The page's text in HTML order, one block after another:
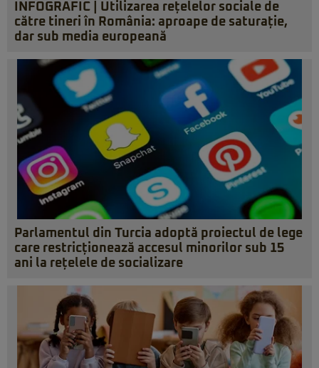
INFOGRAFIC | Utilizarea rețelelor sociale de
către tineri în România: aproape de saturație,
dar sub media europeană
Parlamentul din Turcia adoptă proiectul de lege
care restricționează accesul minorilor sub 15
ani la rețelele de socializare